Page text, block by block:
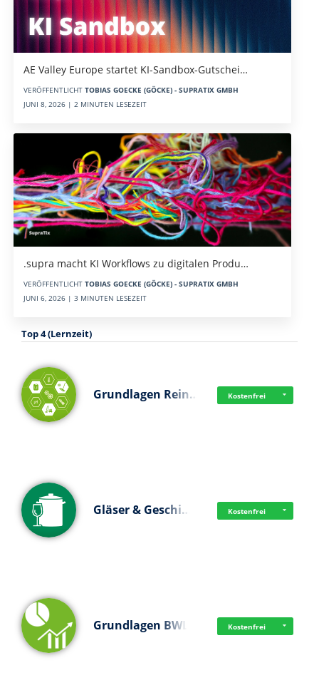
AE Valley Europe startet KI-Sandbox-Gutschei…
VERÖFFENTLICHT TOBIAS GOECKE (GÖCKE) - SUPRATIX GMBH
JUNI 8, 2026 | 2 MINUTEN LESEZEIT
.supra macht KI Workflows zu digitalen Produ…
VERÖFFENTLICHT TOBIAS GOECKE (GÖCKE) - SUPRATIX GMBH
JUNI 6, 2026 | 3 MINUTEN LESEZEIT
Top 4 (Lernzeit)
Grundlagen Rein… Kostenfrei
Gläser & Geschi… Kostenfrei
Grundlagen BWL Kostenfrei